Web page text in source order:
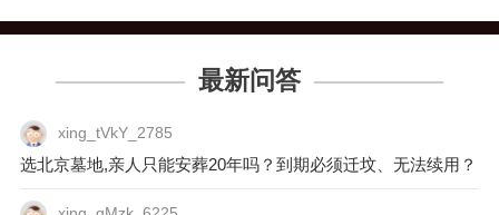
衣店。
最新问答
xing_tVkY_2785
选北京墓地,亲人只能安葬20年吗？到期必须迁坟、无法续用？